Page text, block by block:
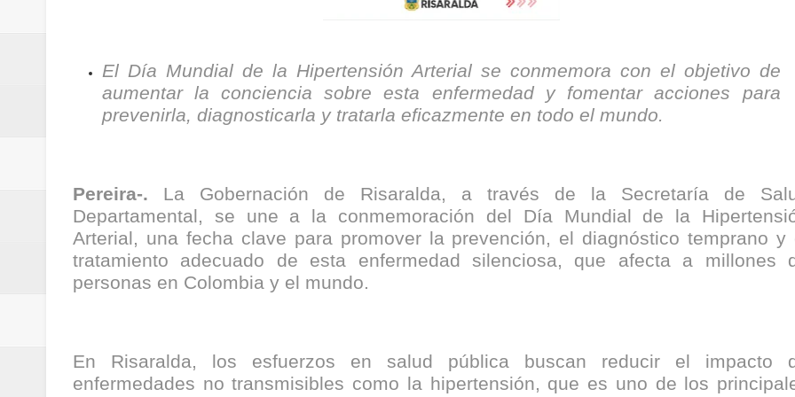
Regionetnoticias / Villarrica avanza hacia una ruta definitiva de reasentamiento
calle San Juan de Dios del Centro Histórico
Regionetnoticias / Gobernación de Caldas hace seguimiento al avance de la construcción de 400
ecoeficientes en Marquetalia
Regionetnoticias / Despliegue de seguridad sin precedentes: El Valle y la nación refuerzan
Regionetnoticias / Las ayudas técnicas aportaron dignidad a las personas con discapacidad de
El Día Mundial de la Hipertensión Arterial se conmemora con el objetivo de
aumentar la conciencia sobre esta enfermedad y fomentar acciones para
prevenirla, diagnosticarla y tratarla eficazmente en todo el mundo.
Pereira-. La Gobernación de Risaralda, a través de la Secretaría de
Departamental, se une a la conmemoración del Día Mundial de la
Arterial, una fecha clave para promover la prevención, el diagnóstico temprano y
tratamiento adecuado de esta enfermedad silenciosa, que afecta a millones
personas en Colombia y el mundo.
En Risaralda, los esfuerzos en salud pública buscan reducir el impacto
enfermedades no transmisibles como la hipertensión, que es uno de los